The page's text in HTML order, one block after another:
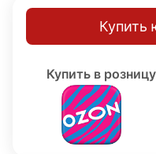
Купить
Купить в